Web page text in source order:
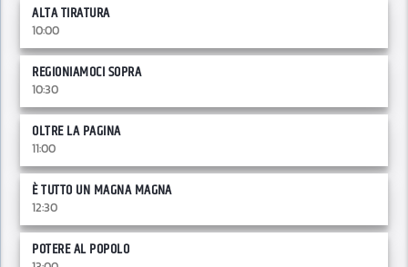
ALTA TIRATURA
10:00
REGIONIAMOCI SOPRA
10:30
OLTRE LA PAGINA
11:00
È TUTTO UN MAGNA MAGNA
12:30
POTERE AL POPOLO